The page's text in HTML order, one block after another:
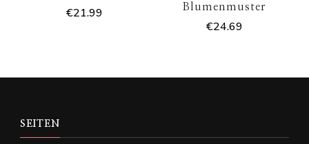
€21.99
Blumenmuster
€24.69
SEITEN